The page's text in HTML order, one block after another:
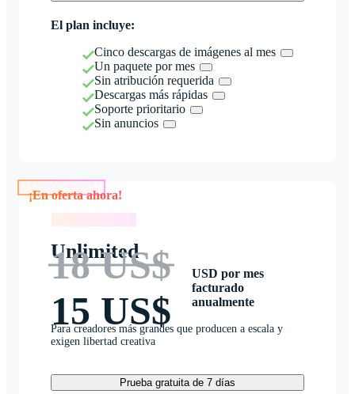
El plan incluye:
Cinco descargas de imágenes al mes
Un paquete por mes
Sin atribución requerida
Descargas más rápidas
Soporte prioritario
Sin anuncios
Unlimited
18 US$
15 US$
USD por mes
facturado
anualmente
Para creadores más grandes que producen a escala y
exigen libertad creativa
Prueba gratuita de 7 días